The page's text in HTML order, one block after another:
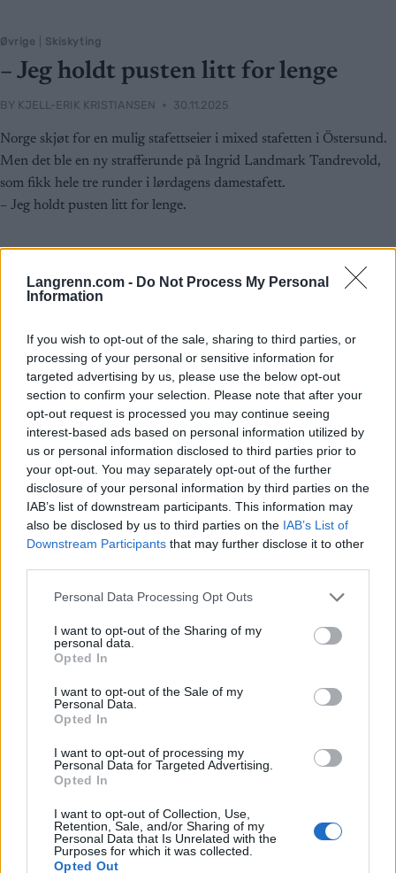
Langrenn.com - Do Not Process My Personal
Information
If you wish to opt-out of the sale, sharing to third parties, or
processing of your personal or sensitive information for
targeted advertising by us, please use the below opt-out
section to confirm your selection. Please note that after your
opt-out request is processed you may continue seeing
interest-based ads based on personal information utilized by
us or personal information disclosed to third parties prior to
your opt-out. You may separately opt-out of the further
disclosure of your personal information by third parties on the
IAB’s list of downstream participants. This information may
also be disclosed by us to third parties on the IAB’s List of
Downstream Participants that may further disclose it to other
Please note that this website/app uses one or more Google
not limited to your visit or usage behaviour. You may click to
grant or deny consent to Google and its third-party tags to
use your data for below specified purposes in below Google
consent section.
Personal Data Processing Opt Outs
I want to opt-out of the Sharing of my
personal data.
Opted In
I want to opt-out of the Sale of my
Personal Data.
Opted In
I want to opt-out of processing my
Personal Data for Targeted Advertising.
Opted In
I want to opt-out of Collection, Use,
Retention, Sale, and/or Sharing of my
Personal Data that Is Unrelated with the
Purposes for which it was collected.
Opted Out
Øvrige Skiskyting
– Jeg holdt pusten litt for lenge
BY KJELL-ERIK KRISTIANSEN 30.11.2025
Norge skjøt for en mulig stafettseier i mixed stafetten i Östersund.
Men det ble en ny strafferunde på Ingrid Landmark Tandrevold,
som fikk hele tre runder i lørdagens damestafett.
– Jeg holdt pusten litt for lenge.
Skiskyting
Pokljuka
KJELL-ERIK KRISTIANSEN 16.03.2025
norsk ankermann i mixed stafetten i Pokljuka. 22-åringen jaget ut
20-tallet sekunder bak verdensstjernene Sebastian Samuelsson og